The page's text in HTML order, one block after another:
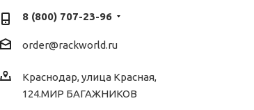
8 (800) 707-23-96
order@rackworld.ru
Краснодар, улица Красная,
124.МИР БАГАЖНИКОВ